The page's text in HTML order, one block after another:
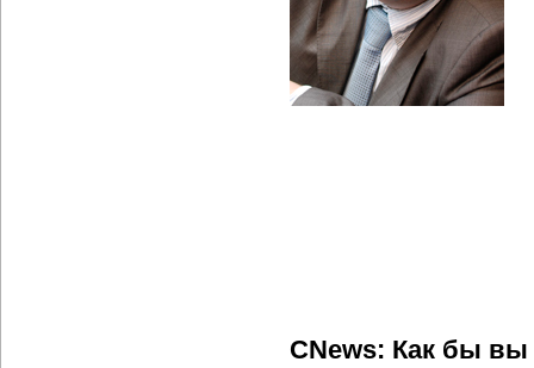
CNews: Как бы вы